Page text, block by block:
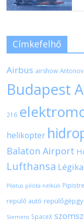
Címkefelhő
Airbus airshow Antonov
Budapest
216
helikopter
Balaton Airport
Lufthansa
Pilatus pilóta nélküli
repülő autó
Siemens SpaceX